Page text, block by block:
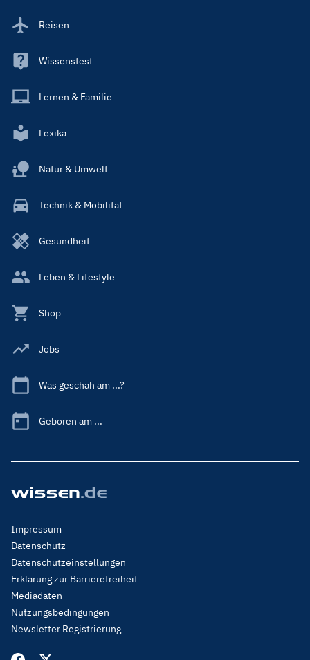
Reisen
Wissenstest
Lernen & Familie
Lexika
Natur & Umwelt
Technik & Mobilität
Gesundheit
Leben & Lifestyle
Shop
Jobs
Was geschah am ...?
Geboren am ...
Footer
Menu
Legal
Impressum
Datenschutz
Datenschutzeinstellungen
Erklärung zur Barrierefreiheit
Mediadaten
Nutzungsbedingungen
Newsletter Registrierung